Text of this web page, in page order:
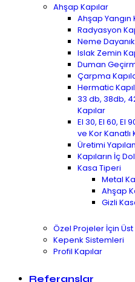
Ahşap Kapılar
Ahşap Yangın
Radyasyon
Neme
Islak Zemin
Duman
Çarpma
Hermatic
33 db, 38db,
Kapılar
EI 30, EI 60, EI
ve Kor Kanatlı
Üretimi
Kapıların İç
Kasa Tiperi
Metal
Ahşap
Gizli
Özel Projeler İçin
Kepenk Sistemleri
Profil Kapılar
Referanslar